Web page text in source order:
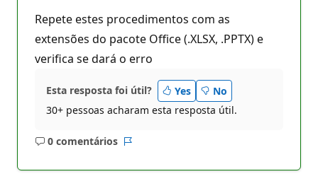
Repete estes procedimentos com as
extensões do pacote Office (.XLSX, .PPTX) e
verifica se dará o erro
Esta resposta foi útil? Yes
No
30+ pessoas acharam esta resposta útil.
0 comentários
Sem